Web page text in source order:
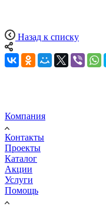
Назад к списку
Компания
Контакты
Проекты
Каталог
Акции
Услуги
Помощь